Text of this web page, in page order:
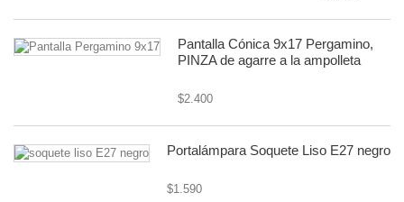
Pantalla Cónica 9x17 Pergamino,
PINZA de agarre a la ampolleta
$2.400
Portalámpara Soquete Liso E27 negro
$1.590